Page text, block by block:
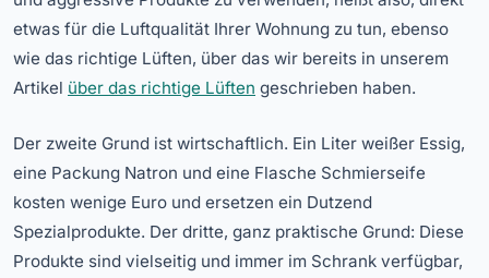
etwas für die Luftqualität Ihrer Wohnung zu tun, ebenso
wie das richtige Lüften, über das wir bereits in unserem
Artikel über das richtige Lüften geschrieben haben.
Der zweite Grund ist wirtschaftlich. Ein Liter weißer Essig,
eine Packung Natron und eine Flasche Schmierseife
kosten wenige Euro und ersetzen ein Dutzend
Spezialprodukte. Der dritte, ganz praktische Grund: Diese
Produkte sind vielseitig und immer im Schrank verfügbar,